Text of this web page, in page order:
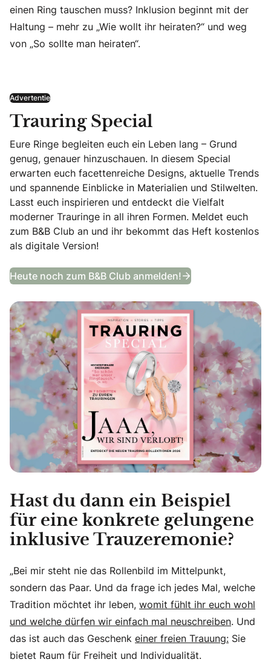
einen Ring tauschen muss? Inklusion beginnt mit der
Haltung – mehr zu „Wie wollt ihr heiraten?“ und weg
von „So sollte man heiraten“.
Advertentie
Trauring Special
Eure Ringe begleiten euch ein Leben lang – Grund
genug, genauer hinzuschauen. In diesem Special
erwarten euch facettenreiche Designs, aktuelle Trends
und spannende Einblicke in Materialien und Stilwelten.
Lasst euch inspirieren und entdeckt die Vielfalt
moderner Trauringe in all ihren Formen. Meldet euch
zum B&B Club an und ihr bekommt das Heft kostenlos
als digitale Version!
Heute noch zum B&B Club anmelden! Trauring Special
Hast du dann ein Beispiel
für eine konkrete gelungene
inklusive Trauzeremonie?
„Bei mir steht nie das Rollenbild im Mittelpunkt,
sondern das Paar. Und da frage ich jedes Mal, welche
Tradition möchtet ihr leben, womit fühlt ihr euch wohl
und welche dürfen wir einfach mal neuschreiben. Und
das ist auch das Geschenk einer freien Trauung: Sie
bietet Raum für Freiheit und Individualität.